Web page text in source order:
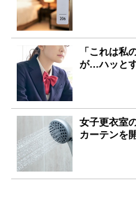
「これは私
が…ハッと
女子更衣室
カーテンを